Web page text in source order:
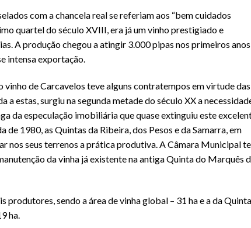
com a chancela real se referiam aos “bem cuidados
quartel do século XVIII, era já um vinho prestigiado e
A produção chegou a atingir 3.000 pipas nos primeiros anos
intensa exportação.
vinho de Carcavelos teve alguns contratempos em virtude das
a estas, surgiu na segunda metade do século XX a
da especulação imobiliária que quase extinguiu este
de 1980, as Quintas da Ribeira, dos Pesos e da Samarra, em
nos seus terrenos a prática produtiva. A Câmara Municipal
da vinha já existente na antiga Quinta do Marquês
produtores, sendo a área de vinha global – 31 ha e a da Quinta
ha.